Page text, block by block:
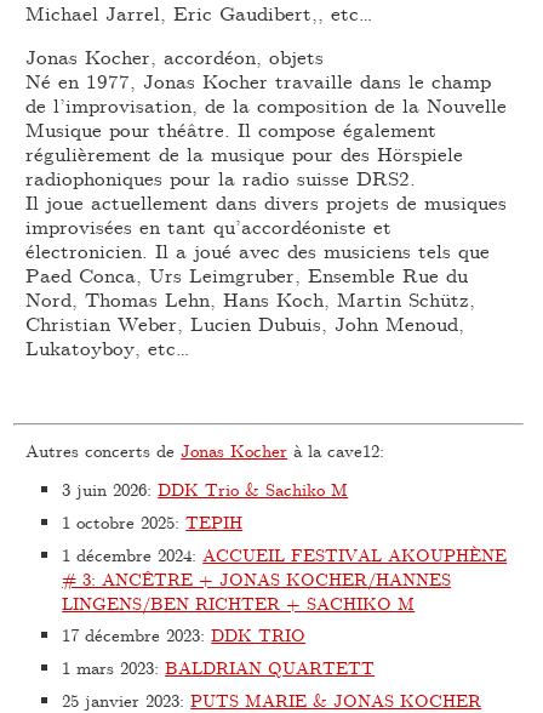
Michael Jarrel, Eric Gaudibert,, etc…
Jonas Kocher, accordéon, objets
Né en 1977, Jonas Kocher travaille dans le champ
de l’improvisation, de la composition de la Nouvelle
Musique pour théâtre. Il compose également
régulièrement de la musique pour des Hörspiele
radiophoniques pour la radio suisse DRS2.
Il joue actuellement dans divers projets de musiques
improvisées en tant qu’accordéoniste et
électronicien. Il a joué avec des musiciens tels que
Paed Conca, Urs Leimgruber, Ensemble Rue du
Nord, Thomas Lehn, Hans Koch, Martin Schütz,
Christian Weber, Lucien Dubuis, John Menoud,
Lukatoyboy, etc…
Autres concerts deJonas Kocher à la cave12:
3 juin 2026:DDK Trio & Sachiko M
1 octobre 2025:TEPIH
1 décembre 2024: ACCUEIL FESTIVAL AKOUPHÈNE
# 3: ANCÊTRE + JONAS KOCHER/HANNES
LINGENS/BEN RICHTER + SACHIKO M
17 décembre 2023:DDK TRIO
1 mars 2023:BALDRIAN QUARTETT
25 janvier 2023:PUTS MARIE & JONAS KOCHER